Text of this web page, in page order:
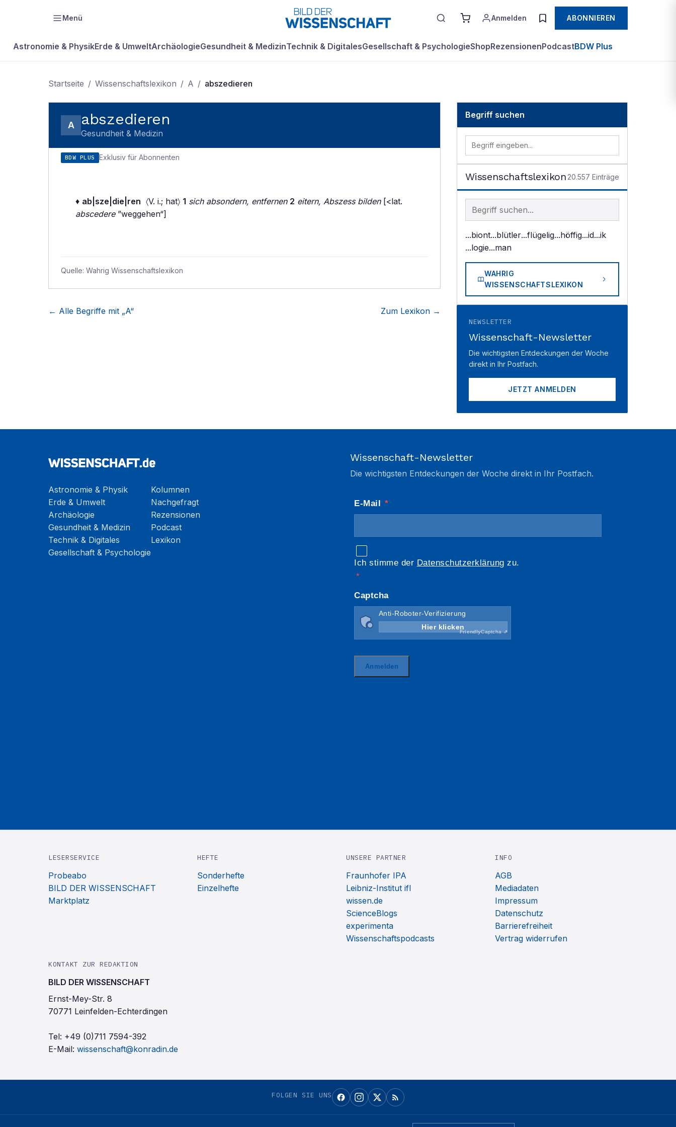
Menü Anmelden ABONNIEREN
Astronomie & PhysikErde & UmweltArchäologieGesundheit & MedizinTechnik & DigitalesGesellschaft & PsychologieShopRezensionenPodcastBDW Plus
Startseite / Wissenschaftslexikon / A / abszedieren
A abszedieren
Gesundheit & Medizin
BDW PLUS Exklusiv für Abonnenten
♦ ab|sze|die|ren 〈V. i.; hat〉 1 sich absondern, entfernen 2 eitern, Abszess bilden[<lat.
abscedere”weggehen“]
Quelle: Wahrig Wissenschaftslexikon
← Alle Begriffe mit „A“ Zum Lexikon →
Begriff suchen
Wissenschaftslexikon 20.557 Einträge
Begriff im Lexikon suchen
...biont...blütler...flügelig...höffig...id...ik
...logie...man
WAHRIG
WISSENSCHAFTSLEXIKON
NEWSLETTER
Wissenschaft-Newsletter
Die wichtigsten Entdeckungen der Woche
direkt in Ihr Postfach.
JETZT ANMELDEN
Astronomie & Physik
Erde & Umwelt
Archäologie
Gesundheit & Medizin
Technik & Digitales
Gesellschaft & Psychologie
Kolumnen
Nachgefragt
Rezensionen
Podcast
Lexikon
Wissenschaft-Newsletter
Die wichtigsten Entdeckungen der Woche direkt in Ihr Postfach.
LESERSERVICE
Probeabo
BILD DER WISSENSCHAFT
Marktplatz
HEFTE
Sonderhefte
Einzelhefte
UNSERE PARTNER
Fraunhofer IPA
Leibniz-Institut ifl
wissen.de
ScienceBlogs
experimenta
Wissenschaftspodcasts
INFO
AGB
Mediadaten
Impressum
Datenschutz
Barrierefreiheit
Vertrag widerrufen
KONTAKT ZUR REDAKTION
BILD DER WISSENSCHAFT
Ernst-Mey-Str. 8
70771 Leinfelden-Echterdingen
Tel: +49 (0)711 7594-392
E-Mail: wissenschaft@konradin.de
FOLGEN SIE UNS